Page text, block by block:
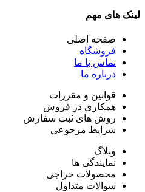
لینک های مهم
صفحه اصلی
فروشگاه
تماس با ما
درباره ما
قوانین و مقررات
همکاری در فروش
روش های ثبت سفارش
شرایط مرجوعی
وبلاگ
نمایندگی ها
محصولات حراجی
سوالات متداول